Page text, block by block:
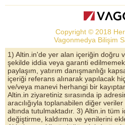
Dolar Kuru
Altın Yorumları
Döviz Kurları
Çeyrek Altın
Bitcoin
Euro/Dolar Parite
Copyright © 2018 Her
Vagonmedya Bilişim
1) Altin.in'de yer alan içeriğin doğru
şekilde iddia veya garanti
paylaşım, yatırım danışmanlığı
içeriği referans alınarak yapılacak
ve/veya manevi herhangi bir
Altin.in ziyaretiniz sırasında ip
aracılığıyla toplanabilen diğer
altında tutulmaktadır. 3) Altin.in tüm
değiştirme, kaldırma ve yenilerini